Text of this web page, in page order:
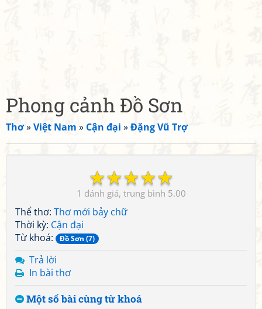
Phong cảnh Đồ Sơn
Thơ»Việt Nam » Cận đại »Đặng Vũ Trợ
☆
☆
☆
☆
☆
1 5.00
Thể thơ: Thơ mới bảy chữ
Thời kỳ: Cận đại
Từ khoá:
Đồ Sơn (7)
Trả lời
In bài thơ
Một số bài cùng từ khoá